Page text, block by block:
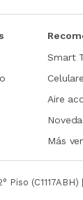
Smart
Aire
Más
Piso